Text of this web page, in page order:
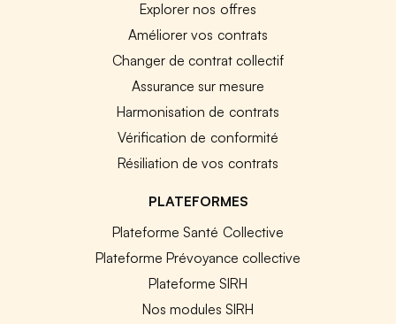
Explorer nos offres
Améliorer vos contrats
Changer de contrat collectif
Assurance sur mesure
Harmonisation de contrats
Vérification de conformité
Résiliation de vos contrats
PLATEFORMES
Plateforme Santé Collective
Plateforme Prévoyance collective
Plateforme SIRH
Nos modules SIRH